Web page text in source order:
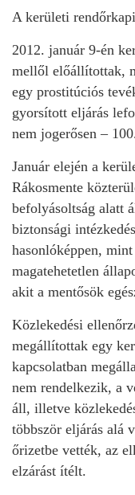
A kerületi
2012. január 9-én
mellől előállítottak,
egy prostitúciós
gyorsított eljárás
nem jogerősen –
Január elején a
Rákosmente
befolyásoltság alatt
biztonsági
hasonlóképpen,
magatehetetlen
akit a mentősök
Közlekedési
megállítottak egy
kapcsolatban
nem rendelkezik, a
áll, illetve
többször eljárás alá
őrizetbe vették, az
elzárást ítélt.